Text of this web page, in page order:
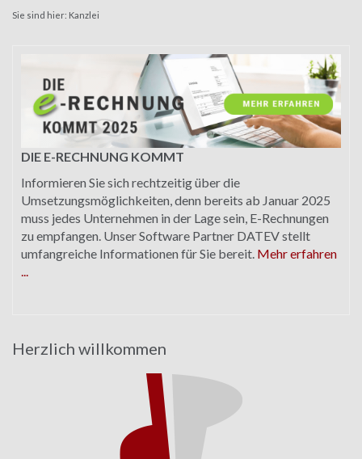
Sie sind hier: Kanzlei
DIE E-RECHNUNG KOMMT
Informieren Sie sich rechtzeitig über die
Umsetzungsmöglichkeiten, denn bereits ab Januar 2025
muss jedes Unternehmen in der Lage sein, E-Rechnungen
zu empfangen. Unser Software Partner DATEV stellt
umfangreiche Informationen für Sie bereit. Mehr erfahren
Herzlich willkommen